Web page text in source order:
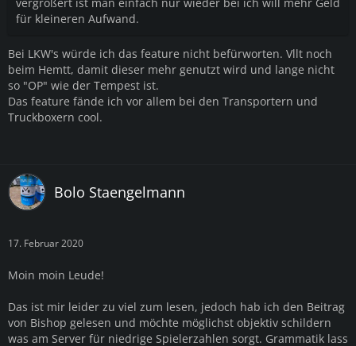
für kleineren Aufwand.
Bei LKW's würde ich das feature nicht befürworten. Vllt noch
beim Hemtt, damit dieser mehr genutzt wird und lange nicht
so "OP" wie der Tempest ist.
Das feature fände ich vor allem bei den Transportern und
Truckboxern cool.
Bolo Staengelmann
17. Februar 2020
Moin moin Leude!
Das ist mir leider zu viel zum lesen, jedoch hab ich den Beitrag
von Bishop gelesen und möchte möglichst objektiv schildern
was am Server für niedrige Spielerzahlen sorgt. Grammatik lass